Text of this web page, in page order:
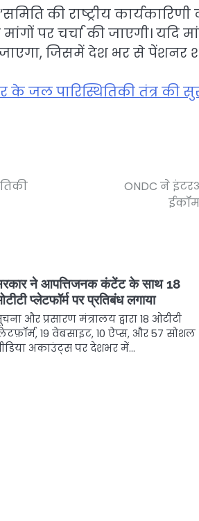
की राष्ट्रीय
पर चर्चा की जाएगी। यदि
जिसमें देश भर से पेंशनर
के जल पारिस्थितिकी तंत्र की
ONDC ने
ने आपत्तिजनक कंटेंट के साथ 18
प्लेटफॉर्म पर प्रतिबंध लगाया
और प्रसारण मंत्रालय द्वारा 18 ओटीटी
19 वेबसाइट, 10 ऐप्स, और 57 सोशल
अकाउंट्स पर देशभर में…